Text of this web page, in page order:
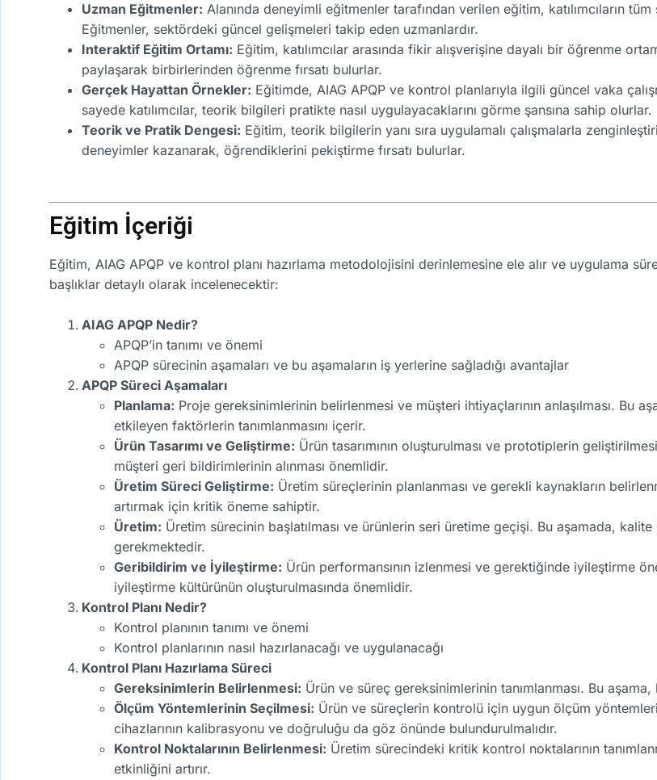
Uzman Eğitmenler: Alanında deneyimli eğitmenler tarafından verilen eğitim, katılımcıların tüm
Eğitmenler, sektördeki güncel gelişmeleri takip eden uzmanlardır.
Interaktif Eğitim Ortamı: Eğitim, katılımcılar arasında fikir alışverişine dayalı bir öğrenme
paylaşarak birbirlerinden öğrenme fırsatı bulurlar.
Gerçek Hayattan Örnekler: Eğitimde, AIAG APQP ve kontrol planlarıyla ilgili güncel vaka
sayede katılımcılar, teorik bilgileri pratikte nasıl uygulayacaklarını görme şansına sahip olurlar.
Teorik ve Pratik Dengesi: Eğitim, teorik bilgilerin yanı sıra uygulamalı çalışmalarla
deneyimler kazanarak, öğrendiklerini pekiştirme fırsatı bulurlar.
Eğitim İçeriği
Eğitim, AIAG APQP ve kontrol planı hazırlama metodolojisini derinlemesine ele alır ve uygulama
başlıklar detaylı olarak incelenecektir:
AIAG APQP Nedir?
APQP’in tanımı ve önemi
APQP sürecinin aşamaları ve bu aşamaların iş yerlerine sağladığı avantajlar
APQP Süreci Aşamaları
Planlama: Proje gereksinimlerinin belirlenmesi ve müşteri ihtiyaçlarının anlaşılması. Bu
etkileyen faktörlerin tanımlanmasını içerir.
Ürün Tasarımı ve Geliştirme: Ürün tasarımının oluşturulması ve prototiplerin
müşteri geri bildirimlerinin alınması önemlidir.
Üretim Süreci Geliştirme: Üretim süreçlerinin planlanması ve gerekli kaynakların
artırmak için kritik öneme sahiptir.
Üretim: Üretim sürecinin başlatılması ve ürünlerin seri üretime geçişi. Bu aşamada,
gerekmektedir.
Geribildirim ve İyileştirme: Ürün performansının izlenmesi ve gerektiğinde iyileştirme
iyileştirme kültürünün oluşturulmasında önemlidir.
Kontrol Planı Nedir?
Kontrol planının tanımı ve önemi
Kontrol planlarının nasıl hazırlanacağı ve uygulanacağı
Kontrol Planı Hazırlama Süreci
Gereksinimlerin Belirlenmesi: Ürün ve süreç gereksinimlerinin tanımlanması. Bu
Ölçüm Yöntemlerinin Seçilmesi: Ürün ve süreçlerin kontrolü için uygun ölçüm
cihazlarının kalibrasyonu ve doğruluğu da göz önünde bulundurulmalıdır.
Kontrol Noktalarının Belirlenmesi: Üretim sürecindeki kritik kontrol noktalarının
etkinliğini artırır.